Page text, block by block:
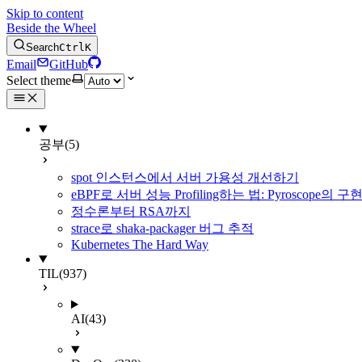
Skip to content
Beside the Wheel
SearchCtrlK
Email
GitHub
Select theme
공부(5)
spot 인스턴스에서 서버 가용성 개선하기
eBPF로 서버 성능 Profiling하는 법: Pyroscope의 구
정수론부터 RSA까지
strace로 shaka-packager 버그 추적
Kubernetes The Hard Way
TIL(937)
AI(43)